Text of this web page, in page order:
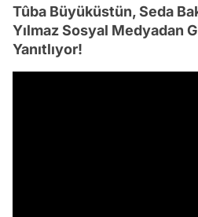
Tûba Büyüküstün, Seda
Yılmaz Sosyal Medyadan
Yanıtlıyor!